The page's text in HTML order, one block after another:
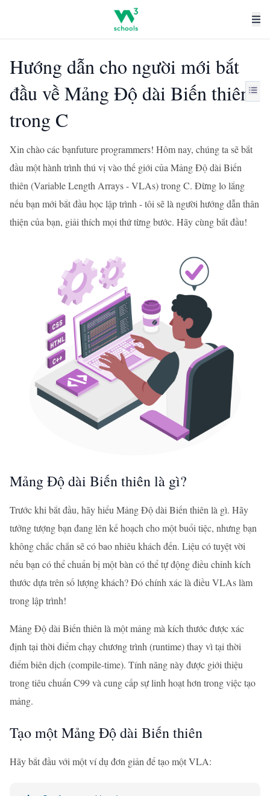
Hướng dẫn cho người mới bắt
đầu về Mảng Độ dài Biến thiên
trong C
Xin chào các bạnfuture programmers! Hôm nay, chúng ta sẽ bắt
đầu một hành trình thú vị vào thế giới của Mảng Độ dài Biến
thiên (Variable Length Arrays - VLAs) trong C. Đừng lo lắng
nếu bạn mới bắt đầu học lập trình - tôi sẽ là người hướng dẫn thân
thiện của bạn, giải thích mọi thứ từng bước. Hãy cùng bắt đầu!
Mảng Độ dài Biến thiên là gì?
Trước khi bắt đầu, hãy hiểu Mảng Độ dài Biến thiên là gì. Hãy
tưởng tượng bạn đang lên kế hoạch cho một buổi tiệc, nhưng bạn
không chắc chắn sẽ có bao nhiêu khách đến. Liệu có tuyệt vời
nếu bạn có thể chuẩn bị một bàn có thể tự động điều chỉnh kích
thước dựa trên số lượng khách? Đó chính xác là điều VLAs làm
trong lập trình!
Mảng Độ dài Biến thiên là một mảng mà kích thước được xác
định tại thời điểm chạy chương trình (runtime) thay vì tại thời
điểm biên dịch (compile-time). Tính năng này được giới thiệu
trong tiêu chuẩn C99 và cung cấp sự linh hoạt hơn trong việc tạo
mảng.
Tạo một Mảng Độ dài Biến thiên
Hãy bắt đầu với một ví dụ đơn giản để tạo một VLA: